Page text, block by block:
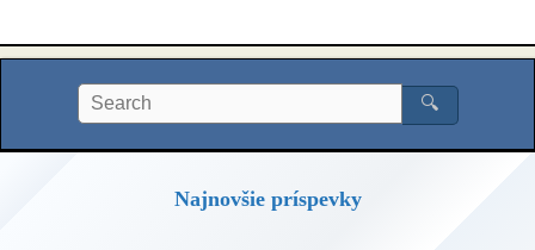
🔍
Najnovšie príspevky